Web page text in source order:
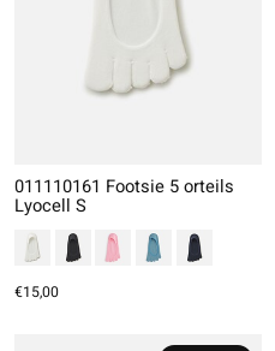
011110161 Footsie 5 orteils
Lyocell S
€15,00